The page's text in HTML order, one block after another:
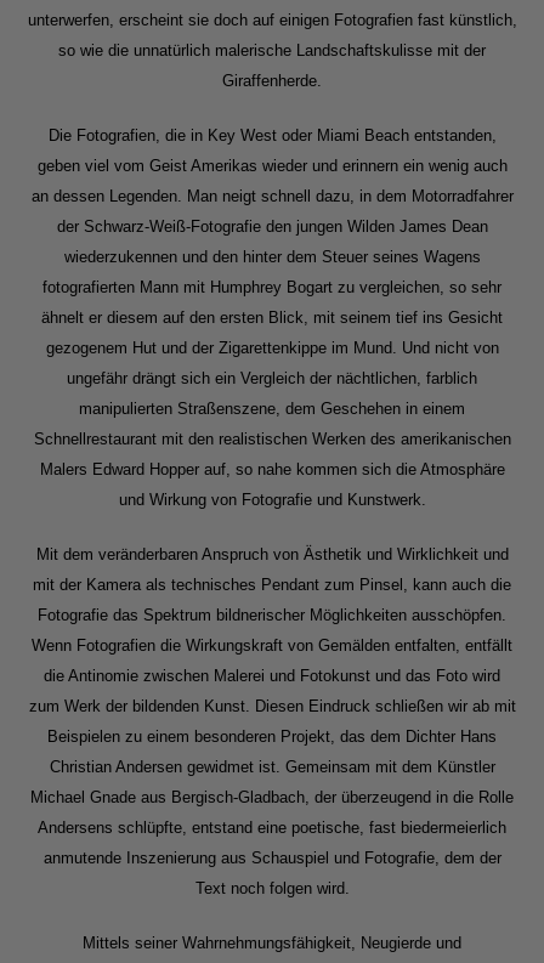
unterwerfen, erscheint sie doch auf einigen Fotografien fast künstlich,
so wie die unnatürlich malerische Landschaftskulisse mit der
Giraffenherde.
Die Fotografien, die in Key West oder Miami Beach entstanden,
geben viel vom Geist Amerikas wieder und erinnern ein wenig auch
an dessen Legenden. Man neigt schnell dazu, in dem Motorradfahrer
der Schwarz-Weiß-Fotografie den jungen Wilden James Dean
wiederzukennen und den hinter dem Steuer seines Wagens
fotografierten Mann mit Humphrey Bogart zu vergleichen, so sehr
ähnelt er diesem auf den ersten Blick, mit seinem tief ins Gesicht
gezogenem Hut und der Zigarettenkippe im Mund. Und nicht von
ungefähr drängt sich ein Vergleich der nächtlichen, farblich
manipulierten Straßenszene, dem Geschehen in einem
Schnellrestaurant mit den realistischen Werken des amerikanischen
Malers Edward Hopper auf, so nahe kommen sich die Atmosphäre
und Wirkung von Fotografie und Kunstwerk.
Mit dem veränderbaren Anspruch von Ästhetik und Wirklichkeit und
mit der Kamera als technisches Pendant zum Pinsel, kann auch die
Fotografie das Spektrum bildnerischer Möglichkeiten ausschöpfen.
Wenn Fotografien die Wirkungskraft von Gemälden entfalten, entfällt
die Antinomie zwischen Malerei und Fotokunst und das Foto wird
zum Werk der bildenden Kunst. Diesen Eindruck schließen wir ab mit
Beispielen zu einem besonderen Projekt, das dem Dichter Hans
Christian Andersen gewidmet ist. Gemeinsam mit dem Künstler
Michael Gnade aus Bergisch-Gladbach, der überzeugend in die Rolle
Andersens schlüpfte, entstand eine poetische, fast biedermeierlich
anmutende Inszenierung aus Schauspiel und Fotografie, dem der
Text noch folgen wird.
Mittels seiner Wahrnehmungsfähigkeit, Neugierde und